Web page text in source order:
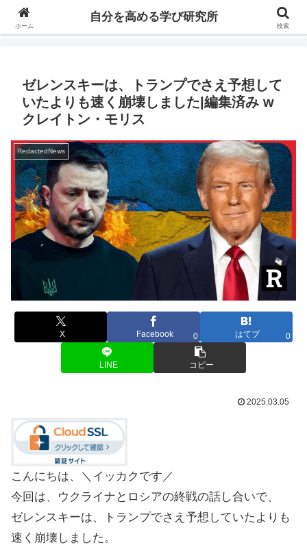
自分の価値を高めるための学びについて研究し、セミナーや情報（ブログ、動
ゼレンスキーは、トランプでさえ予想して
いたよりも速く崩壊しました|編集済み w
クレイトン・モリス
RedactedNews
X Facebook 0 はてブ 0
LINE コピー
2025.03.05
こんにちは、＼イッカクです／
今回は、ウクライナとロシアの終戦の話し合いで、
ゼレンスキーは、トランプでさえ予想していたよりも
速く崩壊しました。
ホーム
自分を高める学び研究所
検索